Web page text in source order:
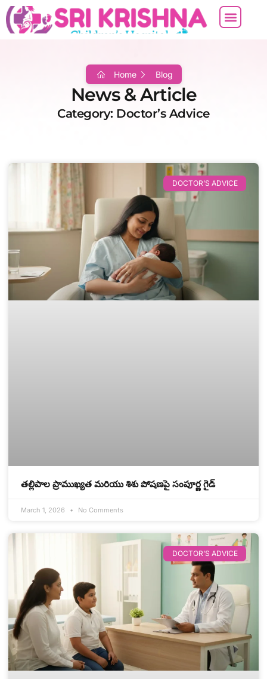
Home Blog
News & Article
Category: Doctor’s Advice
DOCTOR’S ADVICE
తల్లిపాల ప్రాముఖ్యత మరియు శిశు పోషణపై సంపూర్ణ గైడ్
March 1, 2026 No Comments
DOCTOR’S ADVICE